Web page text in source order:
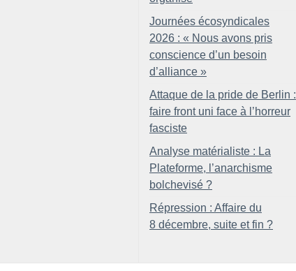
Journées écosyndicales
2026 : « Nous avons pris
conscience d’un besoin
d’alliance »
Attaque de la pride de Berlin :
faire front uni face à l’horreur
fasciste
Analyse matérialiste : La
Plateforme, l’anarchisme
bolchevisé ?
Répression : Affaire du
8 décembre, suite et fin ?